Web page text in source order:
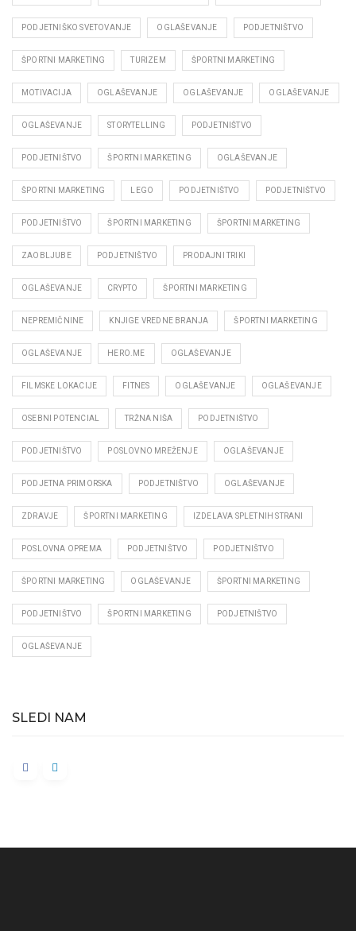
PODJETNIŠKO SVETOVANJE OGLAŠEVANJE PODJETNIŠTVO
ŠPORTNI MARKETING TURIZEM ŠPORTNI MARKETING
MOTIVACIJA OGLAŠEVANJE OGLAŠEVANJE OGLAŠEVANJE
OGLAŠEVANJE STORYTELLING PODJETNIŠTVO
PODJETNIŠTVO ŠPORTNI MARKETING OGLAŠEVANJE
ŠPORTNI MARKETING LEGO PODJETNIŠTVO PODJETNIŠTVO
PODJETNIŠTVO ŠPORTNI MARKETING ŠPORTNI MARKETING
ZAOBLJUBE PODJETNIŠTVO PRODAJNI TRIKI
OGLAŠEVANJE CRYPTO ŠPORTNI MARKETING
NEPREMIČNINE KNJIGE VREDNE BRANJA ŠPORTNI MARKETING
OGLAŠEVANJE HERO.ME OGLAŠEVANJE
FILMSKE LOKACIJE FITNES OGLAŠEVANJE OGLAŠEVANJE
OSEBNI POTENCIAL TRŽNA NIŠA PODJETNIŠTVO
PODJETNIŠTVO POSLOVNO MREŽENJE OGLAŠEVANJE
PODJETNA PRIMORSKA PODJETNIŠTVO OGLAŠEVANJE
ZDRAVJE ŠPORTNI MARKETING IZDELAVA SPLETNIH STRANI
POSLOVNA OPREMA PODJETNIŠTVO PODJETNIŠTVO
ŠPORTNI MARKETING OGLAŠEVANJE ŠPORTNI MARKETING
PODJETNIŠTVO ŠPORTNI MARKETING PODJETNIŠTVO
OGLAŠEVANJE
SLEDI NAM